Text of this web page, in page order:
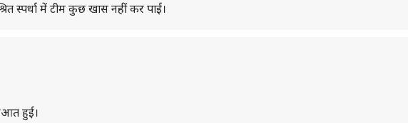
स्पर्धा में टीम कुछ खास नहीं कर पाई।
हुई।